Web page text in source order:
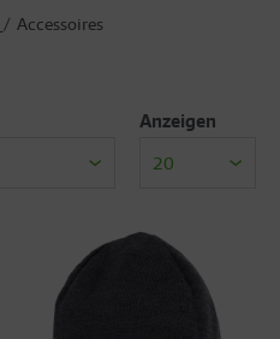
Accessoires
Anzeigen